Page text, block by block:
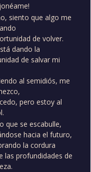
siento que algo me
de volver.
dando la
de salvar mi
al semidiós, me
pero estoy al
que se escabulle,
hacia el futuro,
la cordura
las profundidades de